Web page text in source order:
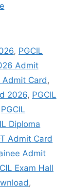
, PGCIL
Admit
Admit Card,
2026, PGCIL
PGCIL
Diploma
Admit Card
Admit
Exam Hall
,